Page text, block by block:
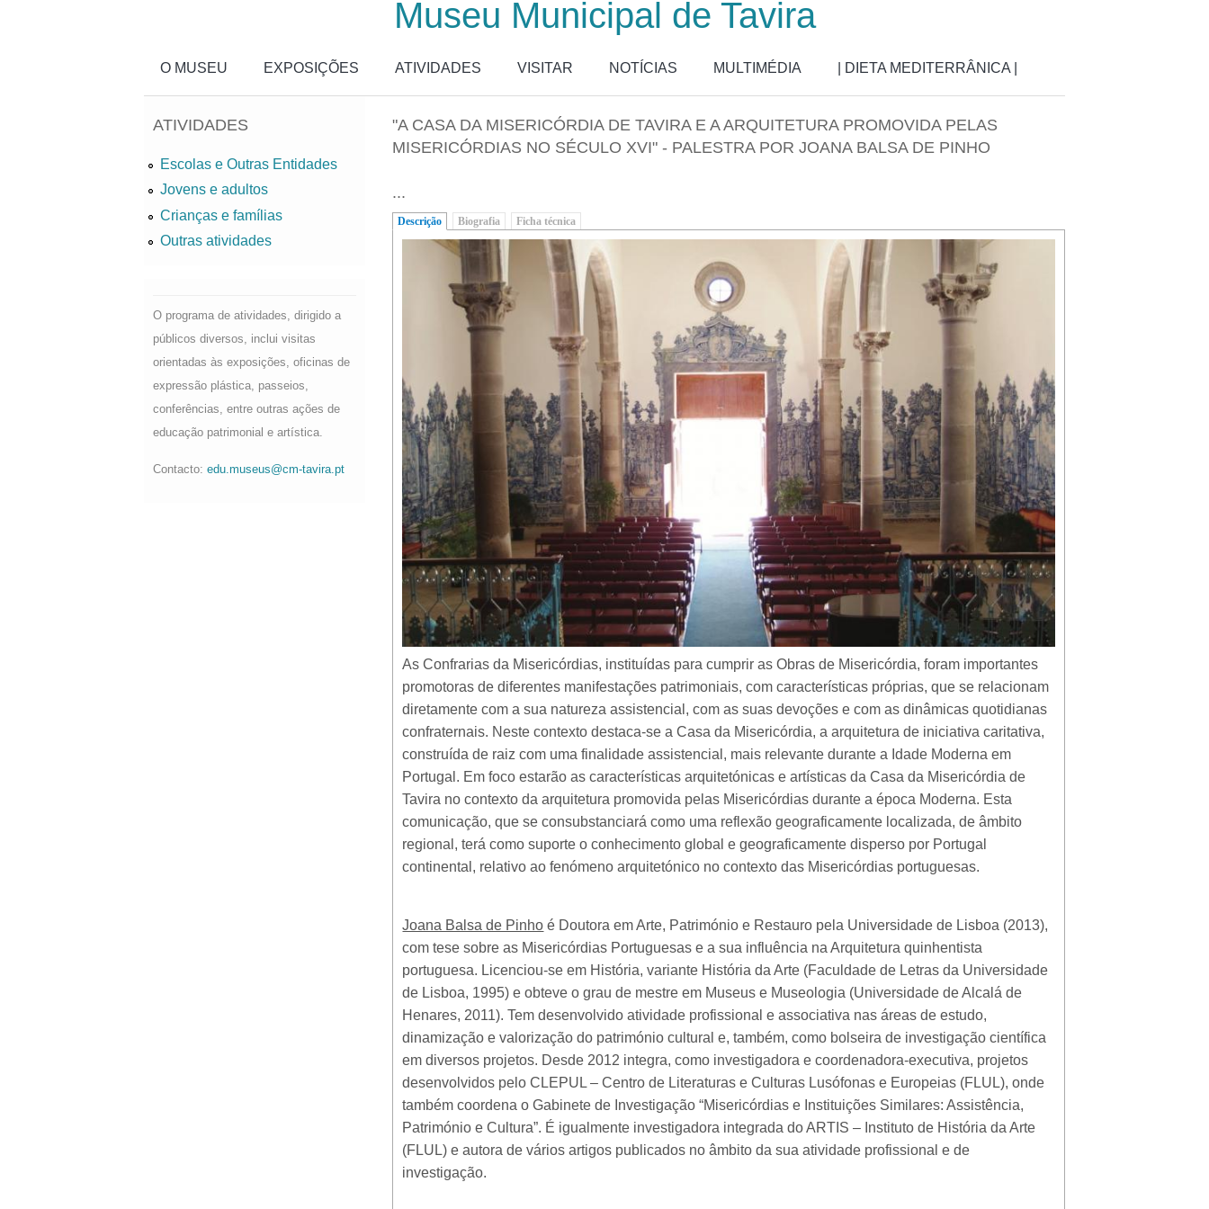
Museu Municipal de Tavira
O MUSEU EXPOSIÇÕES ATIVIDADES VISITAR NOTÍCIAS MULTIMÉDIA | DIETA MEDITERRÂNICA |
"A CASA DA MISERICÓRDIA DE TAVIRA E A ARQUITETURA PROMOVIDA PELAS
MISERICÓRDIAS NO SÉCULO XVI" - PALESTRA POR JOANA BALSA DE PINHO
...
Descrição (separador ativo)
Biografia Ficha técnica
As Confrarias da Misericórdias, instituídas para cumprir as Obras de Misericórdia, foram importantes
promotoras de diferentes manifestações patrimoniais, com características próprias, que se relacionam
diretamente com a sua natureza assistencial, com as suas devoções e com as dinâmicas quotidianas
confraternais. Neste contexto destaca-se a Casa da Misericórdia, a arquitetura de iniciativa caritativa,
construída de raiz com uma finalidade assistencial, mais relevante durante a Idade Moderna em
Portugal. Em foco estarão as características arquitetónicas e artísticas da Casa da Misericórdia de
Tavira no contexto da arquitetura promovida pelas Misericórdias durante a época Moderna. Esta
comunicação, que se consubstanciará como uma reflexão geograficamente localizada, de âmbito
regional, terá como suporte o conhecimento global e geograficamente disperso por Portugal
continental, relativo ao fenómeno arquitetónico no contexto das Misericórdias portuguesas.
Joana Balsa de Pinho é Doutora em Arte, Património e Restauro pela Universidade de Lisboa (2013),
com tese sobre as Misericórdias Portuguesas e a sua influência na Arquitetura quinhentista
portuguesa. Licenciou-se em História, variante História da Arte (Faculdade de Letras da Universidade
de Lisboa, 1995) e obteve o grau de mestre em Museus e Museologia (Universidade de Alcalá de
Henares, 2011). Tem desenvolvido atividade profissional e associativa nas áreas de estudo,
dinamização e valorização do património cultural e, também, como bolseira de investigação científica
em diversos projetos. Desde 2012 integra, como investigadora e coordenadora-executiva, projetos
desenvolvidos pelo CLEPUL – Centro de Literaturas e Culturas Lusófonas e Europeias (FLUL), onde
também coordena o Gabinete de Investigação “Misericórdias e Instituições Similares: Assistência,
Património e Cultura”. É igualmente investigadora integrada do ARTIS – Instituto de História da Arte
(FLUL) e autora de vários artigos publicados no âmbito da sua atividade profissional e de
investigação.
ATIVIDADES
Escolas e Outras Entidades
Jovens e adultos
Crianças e famílias
Outras atividades
O programa de atividades, dirigido a
públicos diversos, inclui visitas
orientadas às exposições, oficinas de
expressão plástica, passeios,
conferências, entre outras ações de
educação patrimonial e artística.
Contacto: edu.museus@cm-tavira.pt